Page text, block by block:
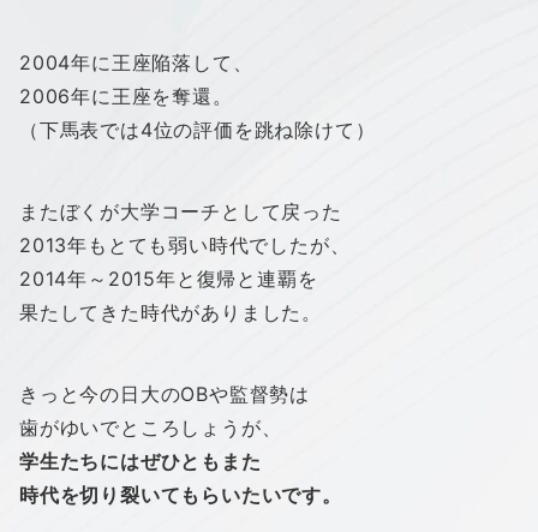
2004年に王座陥落して、
2006年に王座を奪還。
（下馬表では4位の評価を跳ね除けて）
またぼくが大学コーチとして戻った
2013年もとても弱い時代でしたが、
2014年～2015年と復帰と連覇を
果たしてきた時代がありました。
きっと今の日大のOBや監督勢は
歯がゆいでところしょうが、
学生たちにはぜひともまた
時代を切り裂いてもらいたいです。